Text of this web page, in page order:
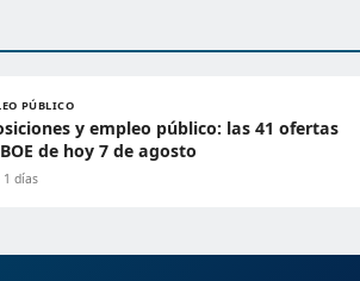
PÚBLICO
y empleo público: las 41 ofertas
de hoy 7 de agosto
1 días